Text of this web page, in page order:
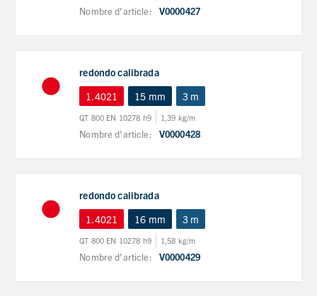
Nombre d'article: V0000427
redondo calibrada
1.4021
15 mm 3 m
QT 800 EN 10278 h9 1,39 kg/m
Nombre d'article: V0000428
redondo calibrada
1.4021
16 mm 3 m
QT 800 EN 10278 h9 1,58 kg/m
Nombre d'article: V0000429